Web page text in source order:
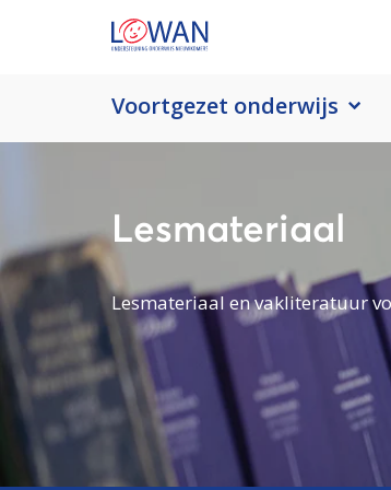
Voortgezet onderwijs
Lesmateriaal
Lesmateriaal en vakliteratuur